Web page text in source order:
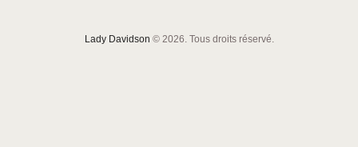
Lady Davidson © 2026. Tous droits réservé.